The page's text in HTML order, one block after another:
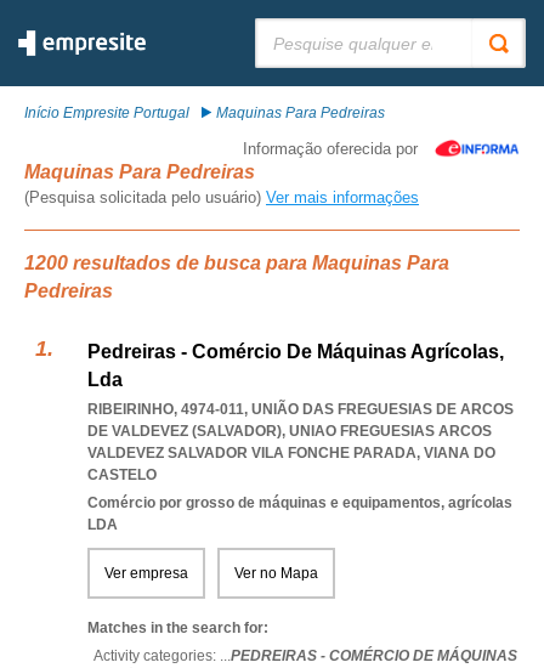
Início Empresite Portugal Maquinas Para Pedreiras
Informação oferecida por
Maquinas Para Pedreiras
(Pesquisa solicitada pelo usuário) Ver mais informações
1200 resultados de busca para Maquinas Para
Pedreiras
Pedreiras - Comércio De Máquinas Agrícolas,
Lda
RIBEIRINHO, 4974-011, UNIÃO DAS FREGUESIAS DE ARCOS
DE VALDEVEZ (SALVADOR), UNIAO FREGUESIAS ARCOS
VALDEVEZ SALVADOR VILA FONCHE PARADA, VIANA DO
CASTELO
Comércio por grosso de máquinas e equipamentos, agrícolas
LDA
Ver empresa Ver no Mapa
Matches in the search for:
Activity categories: ...PEDREIRAS - COMÉRCIO DE MÁQUINAS